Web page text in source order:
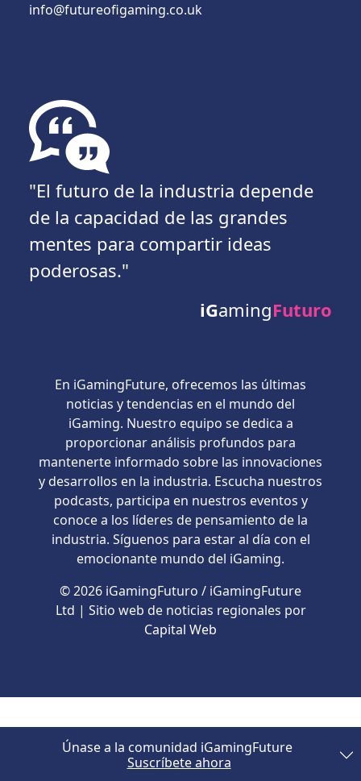
info@futureofigaming.co.uk
"El futuro de la industria depende
de la capacidad de las grandes
mentes para compartir ideas
poderosas."
iGamingFuturo
En iGamingFuture, ofrecemos las últimas
noticias y tendencias en el mundo del
iGaming. Nuestro equipo se dedica a
proporcionar análisis profundos para
mantenerte informado sobre las innovaciones
y desarrollos en la industria. Escucha nuestros
podcasts, participa en nuestros eventos y
conoce a los líderes de pensamiento de la
industria. Síguenos para estar al día con el
emocionante mundo del iGaming.
© 2026 iGamingFuturo / iGamingFuture
Ltd | Sitio web de noticias regionales por
Capital Web
Únase a la comunidad iGamingFuture
Suscríbete ahora